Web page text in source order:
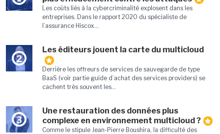
Les coûts liés à la cybercriminalité explosent dans les
entreprises. Dans le rapport 2020 du spécialiste de
l’assurance Hiscox...
2
Les éditeurs jouent la carte du multicloud
Derrière les offreurs de services de sauvegarde de type
BaaS (voir partie guide d’achat des services providers) se
cachent très souvent les...
3
Une restauration des données plus
complexe en environnement multicloud ?
Comme le stipule Jean-Pierre Boushira, la difficulté des